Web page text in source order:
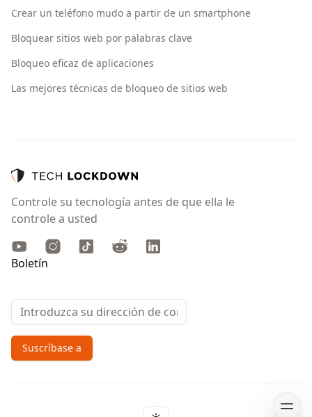
Crear un teléfono mudo a partir de un smartphone
Bloquear sitios web por palabras clave
Bloqueo eficaz de aplicaciones
Las mejores técnicas de bloqueo de sitios web
Controle su tecnología antes de que ella le
controle a usted
YoutubeInstagram
TikTok Reddit LinkedIn
Boletín
Email address
Suscríbase a